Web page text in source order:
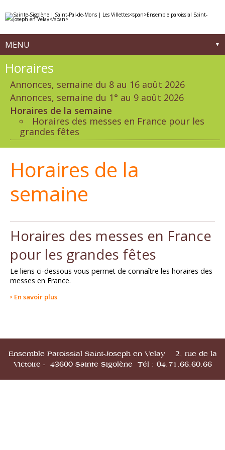
contenu.
la
MENU
Navigation
Horaires
Annonces, semaine du 8 au 16 août 2026
Annonces, semaine du 1° au 9 août 2026
Horaires de la semaine
Horaires des messes en France pour les
grandes fêtes
Horaires de la
semaine
Horaires des messes en France
pour les grandes fêtes
Le liens ci-dessous vous permet de connaître les horaires des
messes en France.
En savoir plus
Ensemble Paroissial Saint-Joseph en Velay 2, rue de la
Victoire - 43600 Sainte Sigolène Tél : 04.71.66.60.66